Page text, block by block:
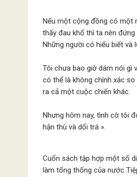
Nếu một cộng đồng có một
thấy đau khổ thì ta nên đứng
Những người có hiểu biết và
Tôi chưa bao giờ dám nói gì
có thể là không chính xác
ra cả một cuộc chiến khác.
Nhưng hôm nay, tình cờ tôi
hận thù và dối trá ».
Cuốn sách tập hợp một số
làm tổng thống của nước